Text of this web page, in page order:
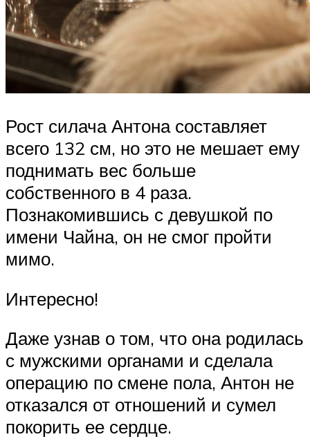
Рост силача Антона составляет
всего 132 см, но это не мешает ему
поднимать вес больше
собственного в 4 раза.
Познакомившись с девушкой по
имени Чайна, он не смог пройти
мимо.
Интересно!
Даже узнав о том, что она родилась
с мужскими органами и сделала
операцию по смене пола, Антон не
отказался от отношений и сумел
покорить ее сердце.